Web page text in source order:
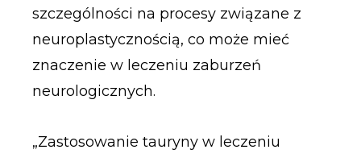
szczególności na procesy związane z
neuroplastycznością, co może mieć
znaczenie w leczeniu zaburzeń
neurologicznych.
„Zastosowanie tauryny w leczeniu